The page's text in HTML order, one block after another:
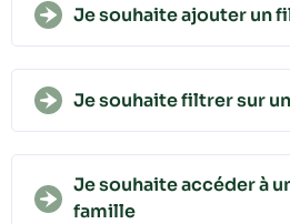
Je souhaite ajouter un
Je souhaite filtrer sur
Je souhaite accéder à
famille